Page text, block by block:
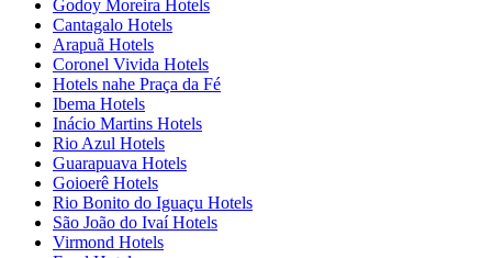
Godoy Moreira Hotels
Cantagalo Hotels
Arapuã Hotels
Coronel Vivida Hotels
Hotels nahe Praça da Fé
Ibema Hotels
Inácio Martins Hotels
Rio Azul Hotels
Guarapuava Hotels
Goioerê Hotels
Rio Bonito do Iguaçu Hotels
São João do Ivaí Hotels
Virmond Hotels